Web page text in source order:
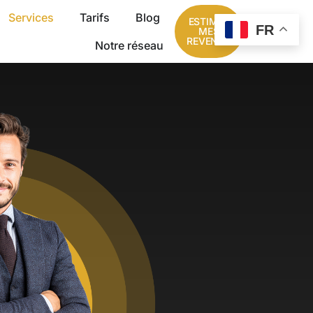
Services Tarifs
Blog
Notre réseau
ESTIMER
MES
REVENUS
FR